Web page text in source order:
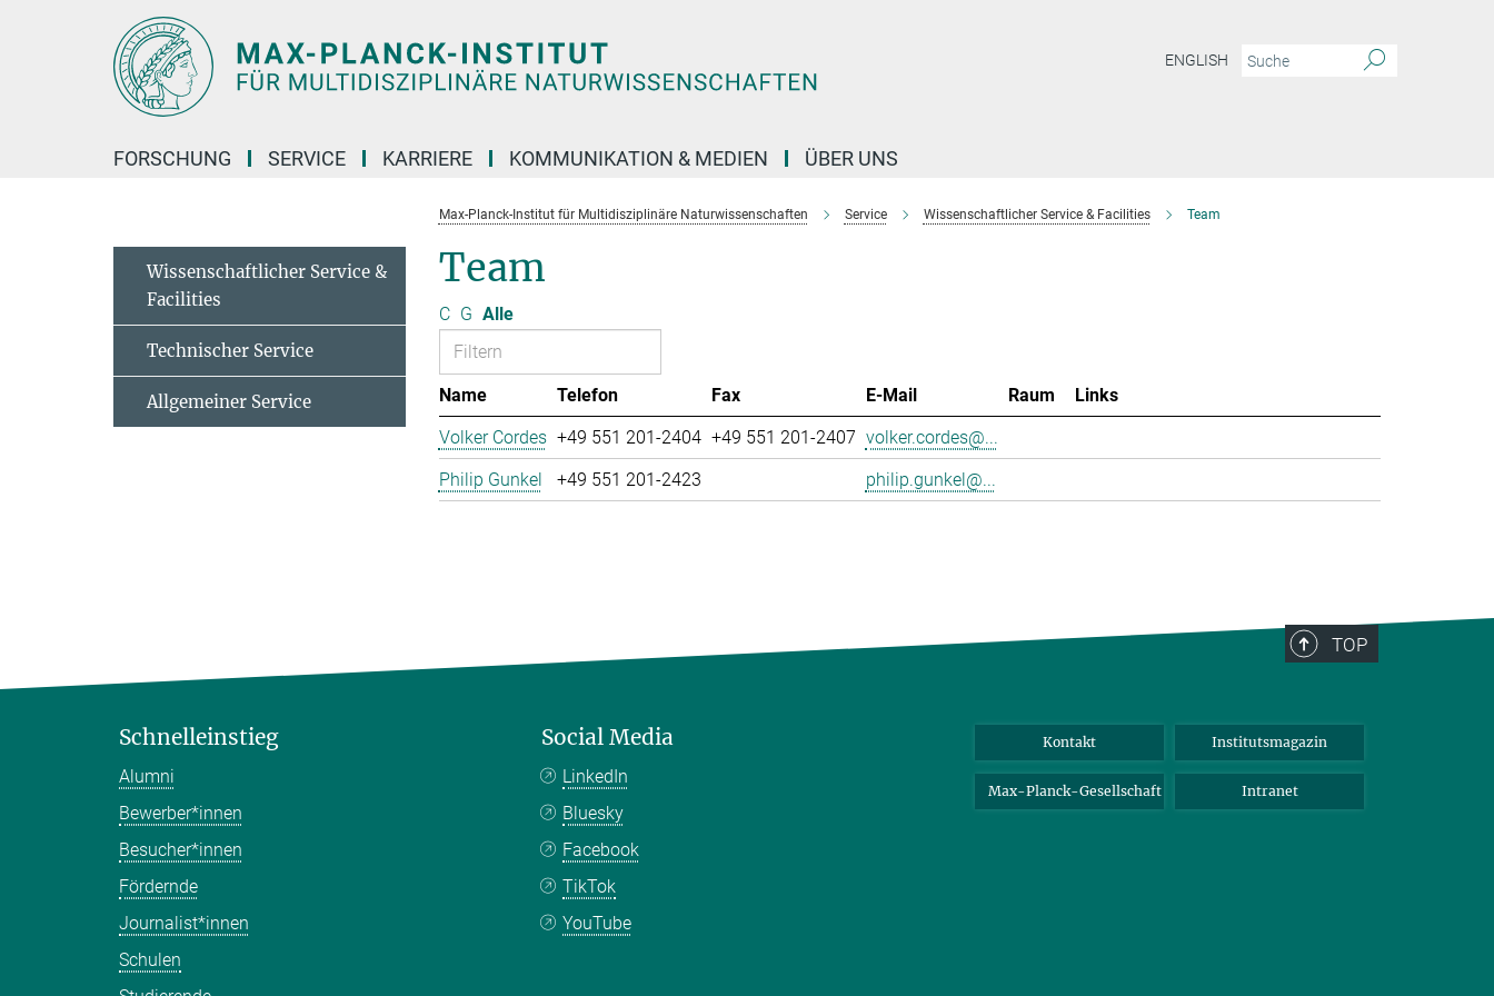
ENGLISH
FORSCHUNG SERVICE KARRIERE KOMMUNIKATION & MEDIEN ÜBER UNS
Max-Planck-Institut für Multidisziplinäre Naturwissenschaften Service Wissenschaftlicher Service & Facilities Team
Team
C G Alle
Name Telefon Fax E-Mail Raum
Links
Volker Cordes +49 551 201-2404 +49 551 201-2407 volker.cordes@...
Philip Gunkel
+49 551 201-2423 philip.gunkel@...
Wissenschaftlicher Service &
Facilities
Technischer Service
Allgemeiner Service
TOP
Schnelleinstieg
Alumni
Bewerber*innen
Besucher*innen
Fördernde
Journalist*innen
Schulen
Social Media
LinkedIn
Bluesky
Facebook
TikTok
YouTube
Kontakt Institutsmagazin
Max-Planck-Gesellschaft Intranet